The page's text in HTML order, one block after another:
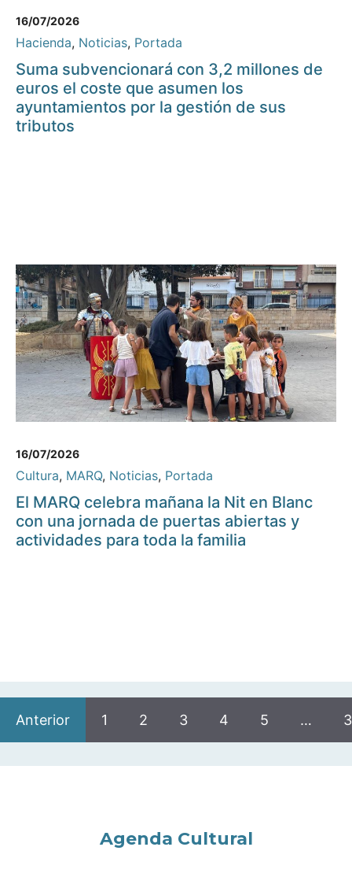
16/07/2026
Hacienda, Noticias, Portada
Suma subvencionará con 3,2 millones de
euros el coste que asumen los
ayuntamientos por la gestión de sus
tributos
16/07/2026
Cultura, MARQ, Noticias, Portada
El MARQ celebra mañana la Nit en Blanc
con una jornada de puertas abiertas y
actividades para toda la familia
Anterior 1 2 3 4 5 …
Agenda Cultural